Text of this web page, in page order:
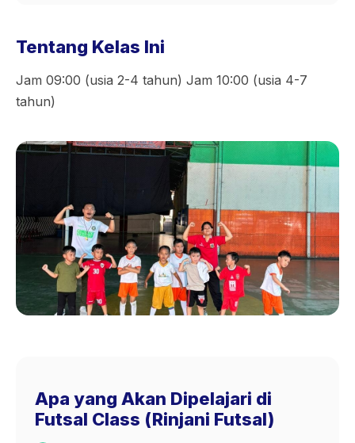
Tentang Kelas Ini
Jam 09:00 (usia 2-4 tahun) Jam 10:00 (usia 4-7
tahun)
Apa yang Akan Dipelajari di
Futsal Class (Rinjani Futsal)